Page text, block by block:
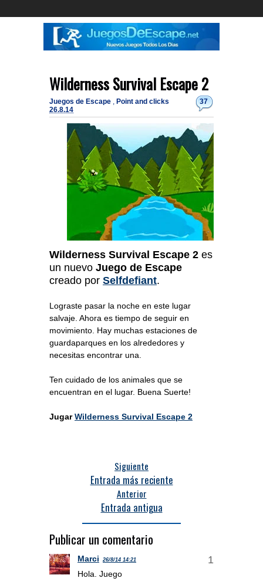
Wilderness Survival Escape 2
37
Juegos de Escape , Point and clicks
26.8.14
Wilderness Survival Escape 2 es
un nuevo Juego de Escape
creado por Selfdefiant.
Lograste pasar la noche en este lugar
salvaje. Ahora es tiempo de seguir en
movimiento. Hay muchas estaciones de
guardaparques en los alrededores y
necesitas encontrar una.
Ten cuidado de los animales que se
encuentran en el lugar. Buena Suerte!
JugarWilderness Survival Escape 2
Siguiente
Entrada más reciente
Anterior
Entrada antigua
Publicar un comentario
Marci 26/8/14 14:21
Hola. Juego